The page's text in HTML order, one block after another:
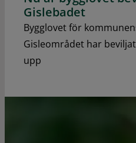
Gislebadet
Bygglovet för
Gisleområdet har
upp